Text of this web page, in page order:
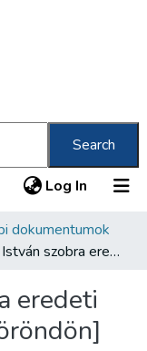
Search
Log In (current)
dokumentumok
[Bocskai István szobra eredeti felállítási helyén, a Köröndön]
eredeti